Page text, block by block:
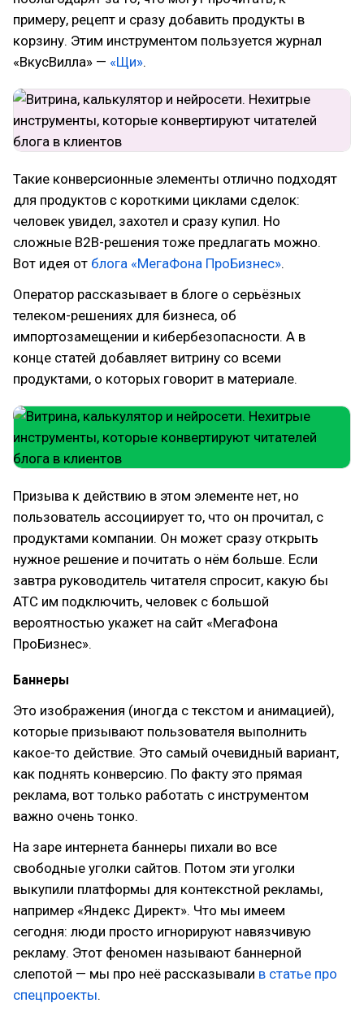
примеру, рецепт и сразу добавить продукты в
корзину. Этим инструментом пользуется журнал
«ВкусВилла» — «Щи».
Такие конверсионные элементы отлично подходят
для продуктов с короткими циклами сделок:
человек увидел, захотел и сразу купил. Но
сложные B2B-решения тоже предлагать можно.
Вот идея от блога «МегаФона ПроБизнес».
Оператор рассказывает в блоге о серьёзных
телеком-решениях для бизнеса, об
импортозамещении и кибербезопасности. А в
конце статей добавляет витрину со всеми
продуктами, о которых говорит в материале.
Призыва к действию в этом элементе нет, но
пользователь ассоциирует то, что он прочитал, с
продуктами компании. Он может сразу открыть
нужное решение и почитать о нём больше. Если
завтра руководитель читателя спросит, какую бы
АТС им подключить, человек с большой
вероятностью укажет на сайт «МегаФона
ПроБизнес».
Баннеры
Это изображения (иногда с текстом и анимацией),
которые призывают пользователя выполнить
какое-то действие. Это самый очевидный вариант,
как поднять конверсию. По факту это прямая
реклама, вот только работать с инструментом
важно очень тонко.
На заре интернета баннеры пихали во все
свободные уголки сайтов. Потом эти уголки
выкупили платформы для контекстной рекламы,
например «Яндекс Директ». Что мы имеем
сегодня: люди просто игнорируют навязчивую
рекламу. Этот феномен называют баннерной
слепотой — мы про неё рассказывали в статье про
спецпроекты.